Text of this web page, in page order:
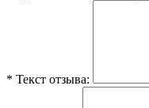
* Текст отзыва: